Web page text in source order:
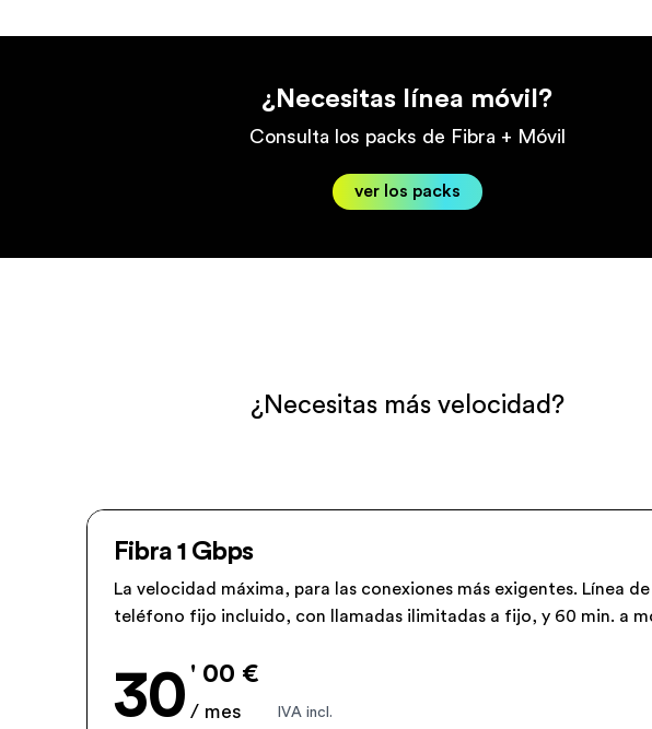
¿Necesitas línea móvil?
Consulta los packs de Fibra + Móvil
ver los packs
¿Necesitas más velocidad?
Fibra 1 Gbps
La velocidad máxima, para las conexiones más exigentes. Línea de
teléfono fijo incluido, con llamadas ilimitadas a fijo, y 60 min. a
30 ' 00 €
/ mes IVA incl.